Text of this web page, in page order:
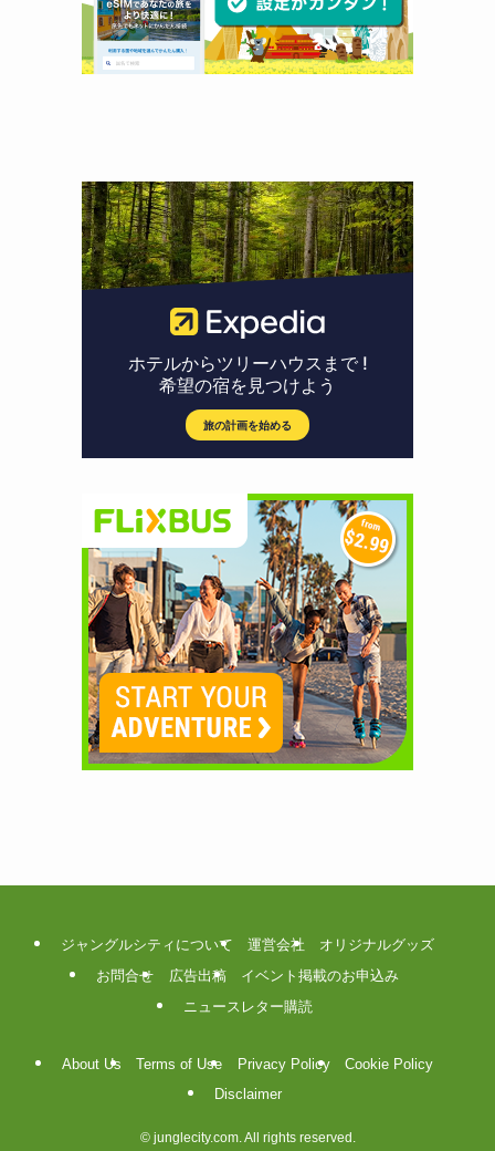
ジャングルシティについて 運営会社
オリジナルグッズ
お問合せ
広告出稿
イベント掲載のお申込み
ニュースレター購読
About Us Terms of Use Privacy Policy
Cookie Policy
Disclaimer
©junglecity.com. All rights reserved.